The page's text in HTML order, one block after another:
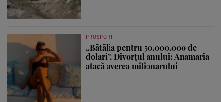
PROSPORT
„Bătălia pentru 50.000.000 de
dolari”. Divorțul anului: Anamaria
atacă averea milionarului